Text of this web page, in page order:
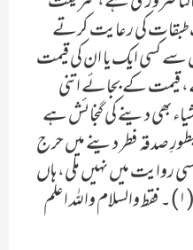
طبقات کی رعایت کرتے
سے کسی ایک یا ان کی قیمت
قیمت کے بجائے اتنی
بھی دینے کی گنجائش ہے
صدقہ فطر دینے میں حرج
روایت میں نہیں ملی، ہاں
فقہاء کرام نے اس کا ذکر کیا ہے(١)۔ فقط والسلام واللہ اعلم